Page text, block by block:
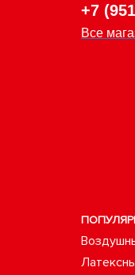
+7
Все